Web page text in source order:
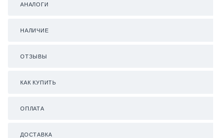
АНАЛОГИ
НАЛИЧИЕ
ОТЗЫВЫ
КАК КУПИТЬ
ОПЛАТА
ДОСТАВКА